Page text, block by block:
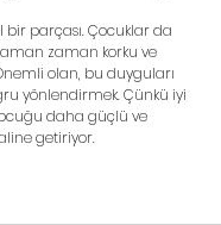
bir parçası. Çocuklar da
zaman korku ve
olan, bu duyguları
yönlendirmek. Çünkü iyi
daha güçlü ve
getiriyor.